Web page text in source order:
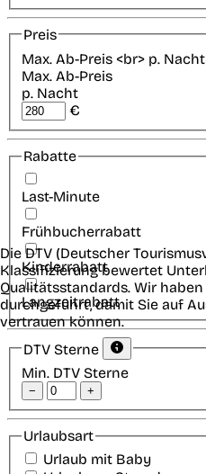
Preis
Max. Ab-Preis <br> p. Nacht
Max. Ab-Preis
p. Nacht
€
Rabatte
Last-Minute
Frühbucherrabatt
Kinderrabatt
Langzeitrabatt
DTV Sterne
Min. DTV Sterne
− +
Die DTV (Deutscher
Klassifizierung bewertet
Qualitätsstandards. Wir
durchgeführt, damit Sie auf
vertrauen können.
Urlaubsart
Urlaub mit Baby